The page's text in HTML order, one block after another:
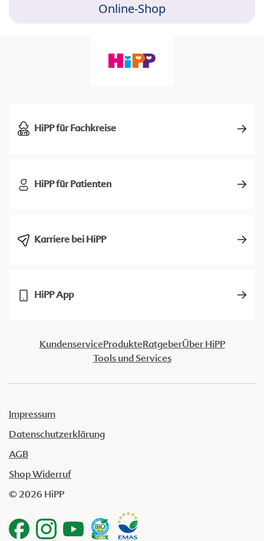
Online-Shop
HiPP für Fachkreise
HiPP für Patienten
Karriere bei HiPP
HiPP App
KundenserviceProdukteRatgeberÜber HiPP
Tools und Services
Impressum
Datenschutzerklärung
AGB
Shop Widerruf
© 2026 HiPP